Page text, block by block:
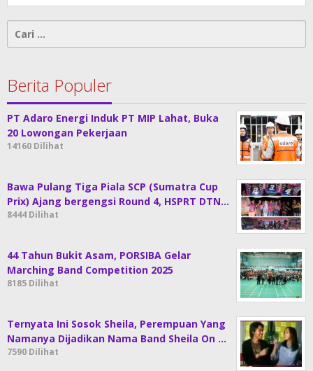
Cari
untuk:
Berita Populer
PT Adaro Energi Induk PT MIP Lahat, Buka
20 Lowongan Pekerjaan
14160 Dilihat
Bawa Pulang Tiga Piala SCP (Sumatra Cup
Prix) Ajang bergengsi Round 4, HSPRT DTN…
8444 Dilihat
44 Tahun Bukit Asam, PORSIBA Gelar
Marching Band Competition 2025
8185 Dilihat
Ternyata Ini Sosok Sheila, Perempuan Yang
Namanya Dijadikan Nama Band Sheila On …
7590 Dilihat